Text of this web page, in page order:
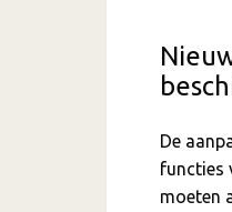
De
functies
moeten